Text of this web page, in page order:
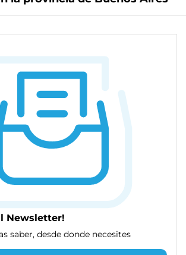
Newsletter!
saber, desde donde necesites